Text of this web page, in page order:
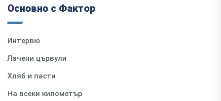
Основно с Фактор
Интервю
Лачени цървули
Хляб и пасти
На всеки километър